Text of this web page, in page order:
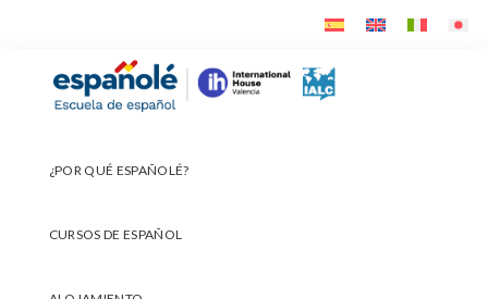
navegación
contenido
¿POR QUÉ ESPAÑOLÉ?
CURSOS DE ESPAÑOL